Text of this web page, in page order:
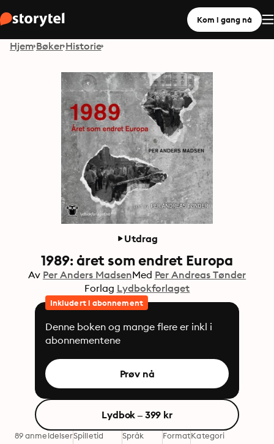
Kom i gang nå
Hjem Bøker Historie
Utdrag
1989: året som endret Europa
Av Per Anders MadsenMed Per Andreas Tønder
Forlag Lydbokforlaget
Inkludert i abonnement
Denne boken og mange flere er inkl i
abonnementene
Prøv nå
Lydbok – 399 kr
89 anmeldelserSpilletid Språk FormatKategori